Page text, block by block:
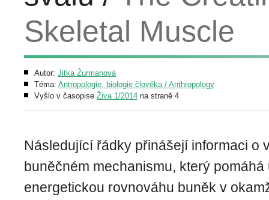
Skeletal Muscle
Autor: Jitka Žurmanová
Téma: Antropologie, biologie člověka / Anthropology
Vyšlo v časopise Živa 1/2014 na straně 4
Následující řádky přinášejí informaci o
buněčném mechanismu, který pomáhá
energetickou rovnováhu buněk v